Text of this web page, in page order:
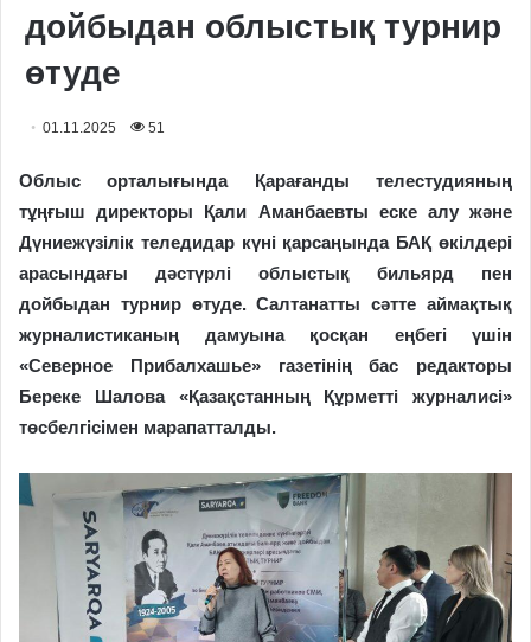
дойбыдан облыстық турнир
өтуде
01.11.2025 51
Облыс орталығында Қарағанды телестудияның
тұңғыш директоры Қали Аманбаевты еске алу және
Дүниежүзілік теледидар күні қарсаңында БАҚ өкілдері
арасындағы дәстүрлі облыстық бильярд пен
дойбыдан турнир өтуде. Салтанатты сәтте аймақтық
журналистиканың дамуына қосқан еңбегі үшін
«Северное Прибалхашье» газетінің бас редакторы
Береке Шалова «Қазақстанның Құрметті журналисі»
төсбелгісімен марапатталды.